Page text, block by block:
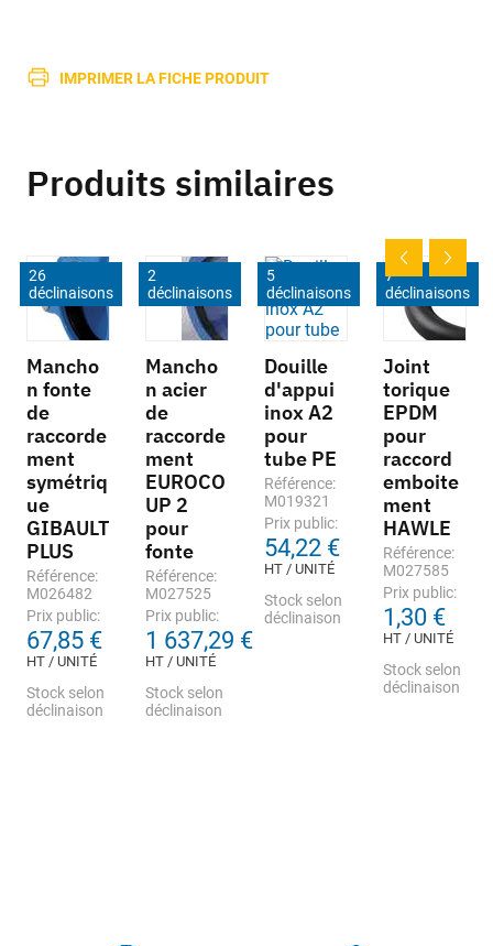
IMPRIMER LA FICHE PRODUIT
Produits similaires
26
déclinaisons
Mancho
n fonte
de
raccorde
ment
symétriq
ue
GIBAULT
PLUS
Référence:
M026482
Prix public:
67,85 €
HT / UNITÉ
Stock selon
déclinaison
2
déclinaisons
Mancho
n acier
de
raccorde
ment
EUROCO
UP 2
pour
fonte
Référence:
M027525
Prix public:
1 637,29 €
HT / UNITÉ
Stock selon
déclinaison
5
déclinaisons
Douille
d'appui
inox A2
pour
tube PE
Référence:
M019321
Prix public:
54,22 €
HT / UNITÉ
Stock selon
déclinaison
7
déclinaisons
Joint
torique
EPDM
pour
raccord
emboite
ment
HAWLE
Référence:
M027585
Prix public:
1,30 €
HT / UNITÉ
Stock selon
déclinaison